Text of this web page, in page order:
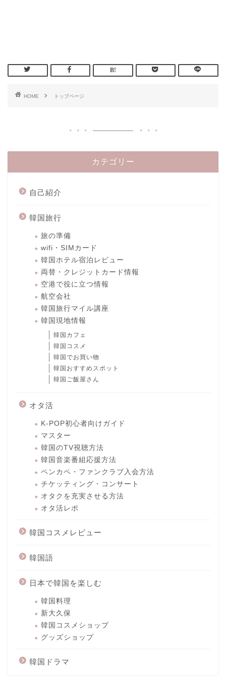
HOME トップページ
カテゴリー
自己紹介
韓国旅行
旅の準備
wifi・SIMカード
韓国ホテル宿泊レビュー
両替・クレジットカード情報
空港で役に立つ情報
航空会社
韓国旅行マイル講座
韓国現地情報
韓国カフェ
韓国コスメ
韓国でお買い物
韓国おすすめスポット
韓国ご飯屋さん
オタ活
K-POP初心者向けガイド
マスター
韓国のTV視聴方法
韓国音楽番組応援方法
ペンカペ・ファンクラブ入会方法
チケッティング・コンサート
オタクを充実させる方法
オタ活レポ
韓国コスメレビュー
韓国語
日本で韓国を楽しむ
韓国料理
新大久保
韓国コスメショップ
グッズショップ
韓国ドラマ